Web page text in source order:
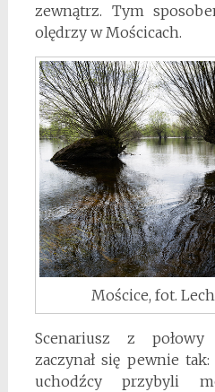
zewnątrz. Tym
olędrzy w Mościcach.
Mościce, fot.
Scenariusz z połowy
zaczynał się pewnie
uchodźcy przybyli